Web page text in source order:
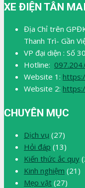
XE ĐIỆN TÂN MAI
Địa Chỉ trên
Thanh Trì- Gần
VP đại diện : Số
Hotline:
Website 1:
Website 2:
CHUYÊN MỤC
Dịch vụ (27)
Hỏi đáp (13)
Kiến thức ắc quy
Kinh nghiệm (21)
Mẹo vặt (27)